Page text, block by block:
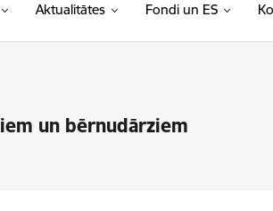
Aktualitātes Fondi un ES
un bērnudārziem